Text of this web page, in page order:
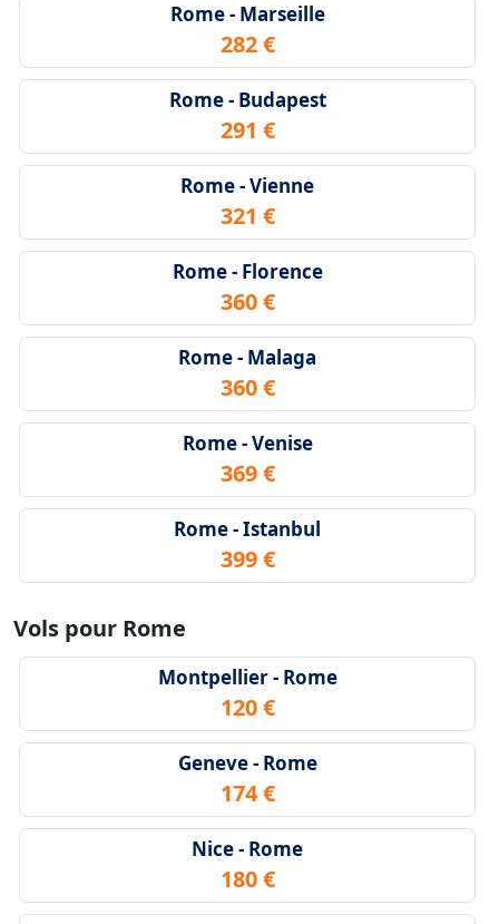
Rome - Marseille
282 €
Rome - Budapest
291 €
Rome - Vienne
321 €
Rome - Florence
360 €
Rome - Malaga
360 €
Rome - Venise
369 €
Rome - Istanbul
399 €
Vols pour Rome
Montpellier - Rome
120 €
Geneve - Rome
174 €
Nice - Rome
180 €